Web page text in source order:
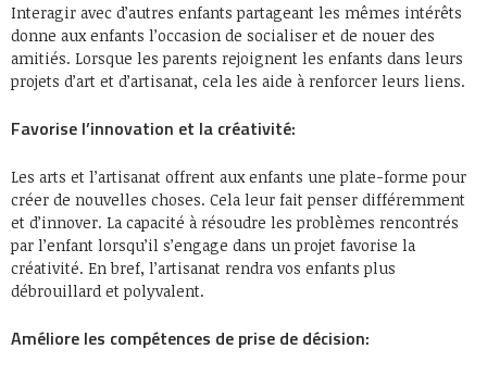
Interagir avec d’autres enfants partageant les mêmes intérêts
donne aux enfants l’occasion de socialiser et de nouer des
amitiés. Lorsque les parents rejoignent les enfants dans leurs
projets d’art et d’artisanat, cela les aide à renforcer leurs liens.
Favorise l’innovation et la créativité:
Les arts et l’artisanat offrent aux enfants une plate-forme pour
créer de nouvelles choses. Cela leur fait penser différemment
et d’innover. La capacité à résoudre les problèmes rencontrés
par l’enfant lorsqu’il s’engage dans un projet favorise la
créativité. En bref, l’artisanat rendra vos enfants plus
débrouillard et polyvalent.
Améliore les compétences de prise de décision: